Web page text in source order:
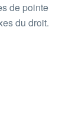
de pointe
du droit.